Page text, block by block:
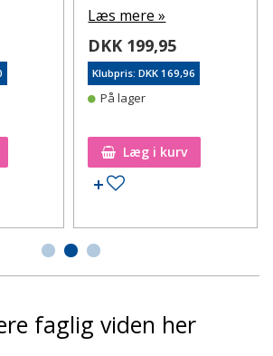
Læs mere »
DKK 199,95
Klubpris: DKK 169,96
På lager
Læg i kurv
Tilføj til ønskeseddel
faglig viden her